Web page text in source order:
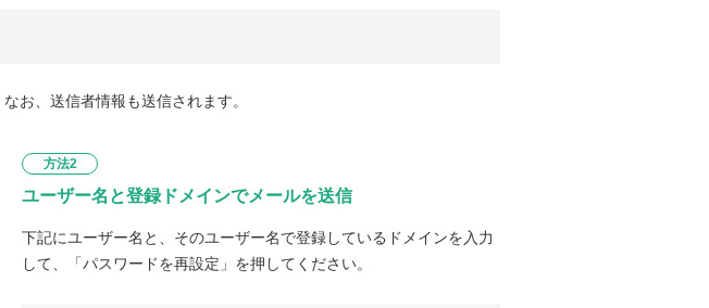
お、送信者情報も送信されます。
方法2
ユーザー名と登録ドメインでメールを送信
下記にユーザー名と、そのユーザー名で登録しているドメインを入力
して、「パスワードを再設定」を押してください。